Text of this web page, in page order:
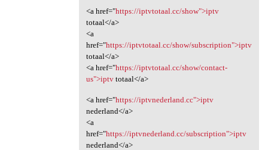
<a href="https://iptvtotaal.cc/show">iptv
totaal</a>
<a
href="https://iptvtotaal.cc/show/subscription">iptv
totaal</a>
<a href="https://iptvtotaal.cc/show/contact-
us">iptvtotaal</a>
<a href="https://iptvnederland.cc">iptv
nederland</a>
<a
href="https://iptvnederland.cc/subscription">iptv
nederland</a>